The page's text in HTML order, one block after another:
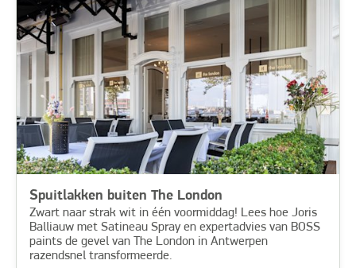
Spuitlakken buiten The London
Zwart naar strak wit in één voormiddag! Lees hoe Joris
Balliauw met Satineau Spray en expertadvies van BOSS
paints de gevel van The London in Antwerpen
razendsnel transformeerde.